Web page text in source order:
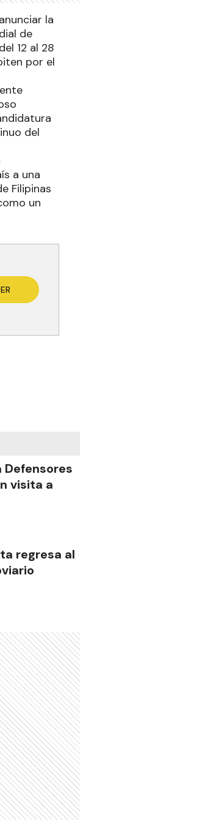
la
de
12 al 28
por el
del
a una
Filipinas
un
Defensores
visita a
regresa al